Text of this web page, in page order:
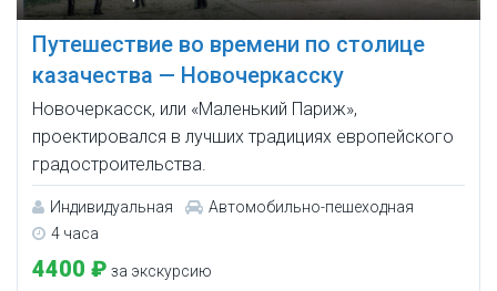
Путешествие во времени по столице
казачества — Новочеркасску
Новочеркасск, или «Маленький Париж»,
проектировался в лучших традициях европейского
градостроительства.
Индивидуальная
Автомобильно-пешеходная
4 часа
4400 ₽ за экскурсию